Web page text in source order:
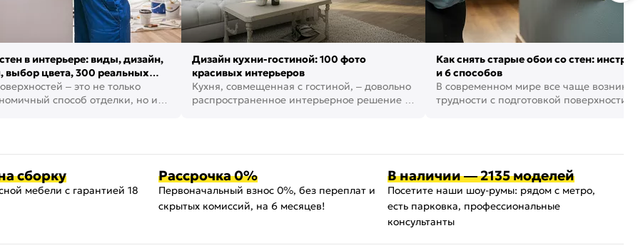
в интерьере: виды, дизайн,
выбор цвета, 300 реальных
– это не только
способ отделки, но и
Дизайн кухни-гостиной: 100 фото
красивых интерьеров
Кухня, совмещенная с гостиной, – довольно
распространенное интерьерное решение в
Как снять старые обои со стен:
и 6 способов
В современном мире все чаще
трудности с подготовкой поверхности
сборку
мебели с гарантией 18
Рассрочка 0%
Первоначальный взнос 0%, без переплат и
скрытых комиссий, на 6 месяцев!
В наличии — 2135 моделей
Посетите наши шоу-румы: рядом с метро,
есть парковка, профессиональные
консультанты